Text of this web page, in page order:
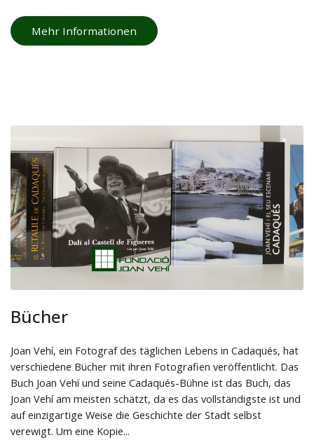
Mehr Informationen
Bücher
Joan Vehí, ein Fotograf des täglichen Lebens in Cadaqués, hat
verschiedene Bücher mit ihren Fotografien veröffentlicht. Das
Buch Joan Vehí und seine Cadaqués-Bühne ist das Buch, das
Joan Vehí am meisten schätzt, da es das vollständigste ist und
auf einzigartige Weise die Geschichte der Stadt selbst
verewigt. Um eine Kopie...